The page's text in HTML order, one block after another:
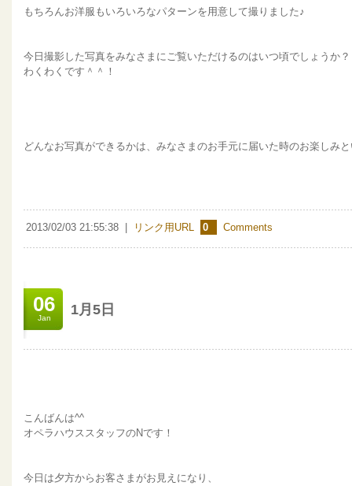
もちろんお洋服もいろいろなパターンを用意して撮りました♪
今日撮影した写真をみなさまにご覧いただけるのはいつ頃でしょうか
わくわくです＾＾！
どんなお写真ができるかは、みなさまのお手元に届いた時のお楽しみ
2013/02/03 21:55:38 リンク用URL 0 Comments
06
Jan
1月5日
こんばんは^^
オペラハウススタッフのNです！
今日は夕方からお客さまがお見えになり、